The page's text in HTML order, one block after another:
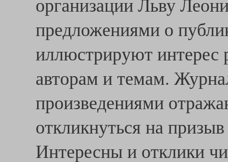
предложениями о
иллюстрируют интерес
авторам и темам.
произведениями
откликнуться на
Интересны и отклики